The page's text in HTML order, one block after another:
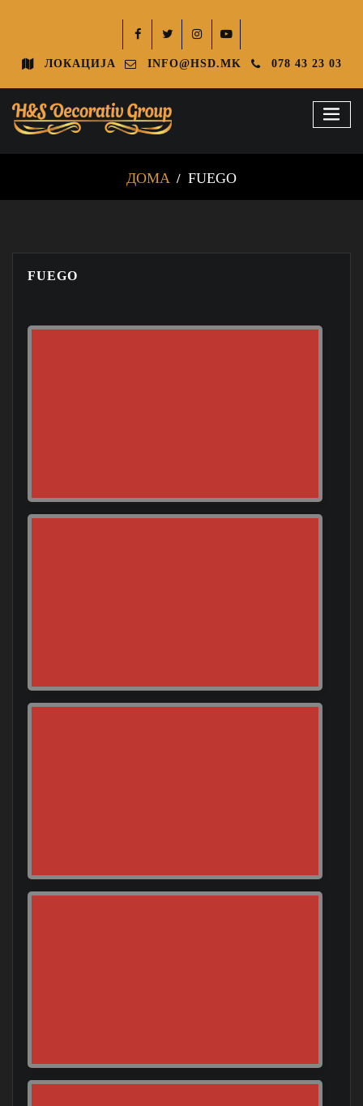
ЛОКАЦИЈА INFO@HSD.MK 078 43 23 03
ДОМА FUEGO
FUEGO